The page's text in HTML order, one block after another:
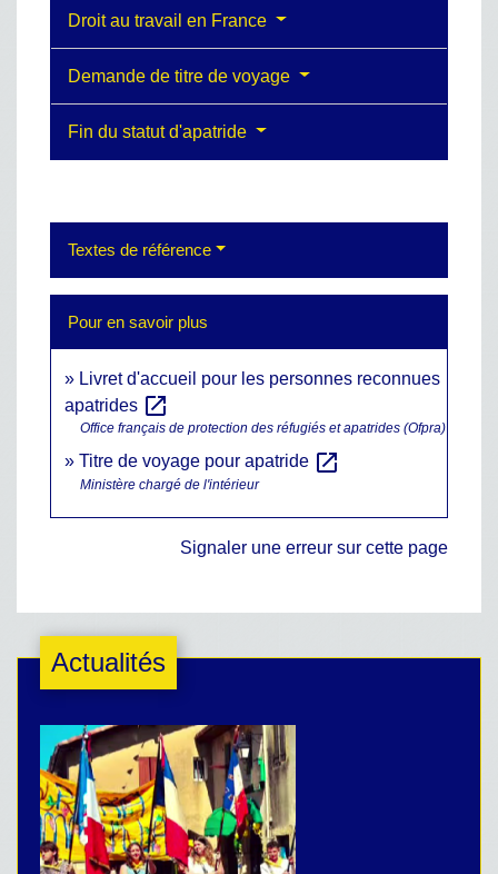
Droit au travail en France
Demande de titre de voyage
Fin du statut d'apatride
Textes de référence
Pour en savoir plus
Livret d'accueil pour les personnes reconnues
apatrides open_in_new
Office français de protection des réfugiés et apatrides (Ofpra)
Titre de voyage pour apatride open_in_new
Ministère chargé de l'intérieur
Signaler une erreur sur cette page
Actualités